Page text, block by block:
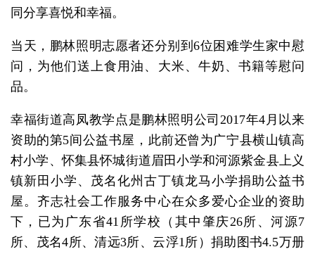
同分享喜悦和幸福。
当天，鹏林照明志愿者还分别到6位困难学生家中慰
问，为他们送上食用油、大米、牛奶、书籍等慰问
品。
幸福街道高凤教学点是鹏林照明公司2017年4月以来
资助的第5间公益书屋，此前还曾为广宁县横山镇高
村小学、怀集县怀城街道眉田小学和河源紫金县上义
镇新田小学、茂名化州古丁镇龙马小学捐助公益书
屋。齐志社会工作服务中心在众多爱心企业的资助
下，已为广东省41所学校（其中肇庆26所、河源7
所、茂名4所、清远3所、云浮1所）捐助图书4.5万册